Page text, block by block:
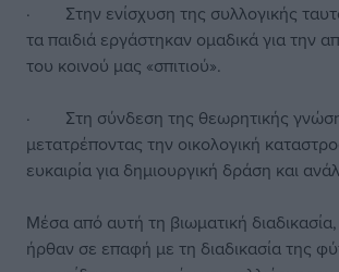
· Στην ενίσχυση της συλλογικής
τα παιδιά εργάστηκαν ομαδικά για την
του κοινού μας «σπιτιού».
· Στη σύνδεση της θεωρητικής
μετατρέποντας την οικολογική
ευκαιρία για δημιουργική δράση και
Μέσα από αυτή τη βιωματική
ήρθαν σε επαφή με τη διαδικασία της